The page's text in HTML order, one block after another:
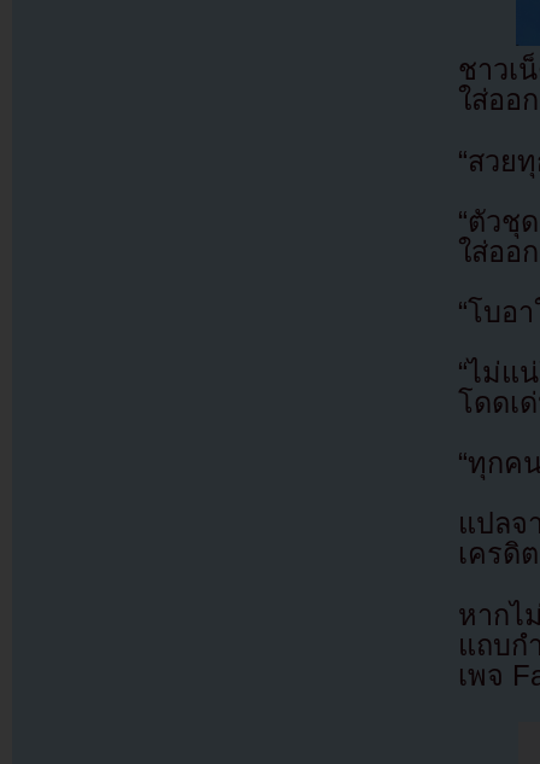
ชาวเ
ใส่ออ
“สวย
“ตัวชุ
ใส่ออ
“โบอ
“ไม่แ
โดดเ
“ทุกค
แปล
เครดิ
หากไ
แถบก
เพจ